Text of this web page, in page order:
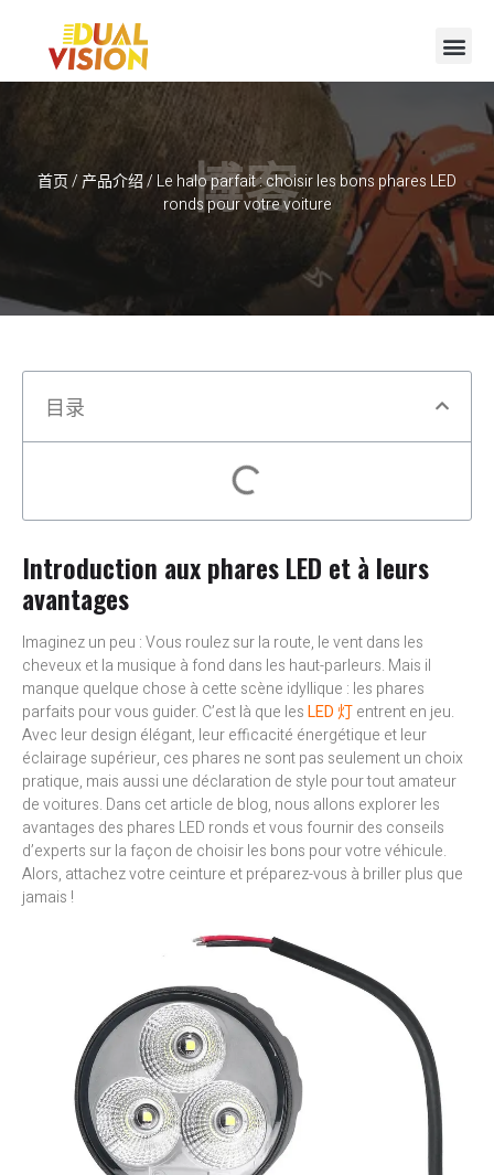
首页/产品介绍/ Le halo parfait : choisir les bons phares LED
ronds pour votre voiture
博客
目录
Introduction aux phares LED et à leurs
avantages
Imaginez un peu : Vous roulez sur la route, le vent dans les
cheveux et la musique à fond dans les haut-parleurs. Mais il
manque quelque chose à cette scène idyllique : les phares
parfaits pour vous guider. C’est là que lesLED 灯entrent en jeu.
Avec leur design élégant, leur efficacité énergétique et leur
éclairage supérieur, ces phares ne sont pas seulement un choix
pratique, mais aussi une déclaration de style pour tout amateur
de voitures. Dans cet article de blog, nous allons explorer les
avantages des phares LED ronds et vous fournir des conseils
d’experts sur la façon de choisir les bons pour votre véhicule.
Alors, attachez votre ceinture et préparez-vous à briller plus que
jamais !